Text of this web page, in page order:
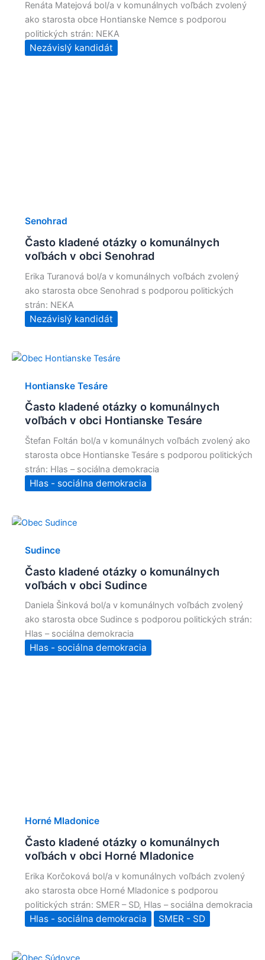
Renáta Matejová bol/a v komunálnych voľbách zvolený
ako starosta obce Hontianske Nemce s podporou
politických strán: NEKA
Nezávislý kandidát
Senohrad
Často kladené otázky o komunálnych
voľbách v obci Senohrad
Erika Turanová bol/a v komunálnych voľbách zvolený
ako starosta obce Senohrad s podporou politických
strán: NEKA
Nezávislý kandidát
Hontianske Tesáre
Často kladené otázky o komunálnych
voľbách v obci Hontianske Tesáre
Štefan Foltán bol/a v komunálnych voľbách zvolený ako
starosta obce Hontianske Tesáre s podporou politických
strán: Hlas – sociálna demokracia
Hlas - sociálna demokracia
Sudince
Často kladené otázky o komunálnych
voľbách v obci Sudince
Daniela Šinková bol/a v komunálnych voľbách zvolený
ako starosta obce Sudince s podporou politických strán:
Hlas – sociálna demokracia
Hlas - sociálna demokracia
Horné Mladonice
Často kladené otázky o komunálnych
voľbách v obci Horné Mladonice
Erika Korčoková bol/a v komunálnych voľbách zvolený
ako starosta obce Horné Mladonice s podporou
politických strán: SMER – SD, Hlas – sociálna demokracia
Hlas - sociálna demokracia SMER - SD